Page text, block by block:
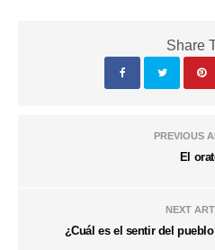
Share
PREVIOUS
El
NEXT
¿Cuál es el sentir del